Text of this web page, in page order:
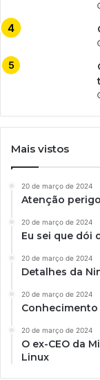
Mais vistos
20 de março de 2024
Atenção
20 de março de 2024
Eu sei que dói
20 de março de 2024
Detalhes da
20 de março de 2024
20 de março de 2024
O ex-CEO da
Linux